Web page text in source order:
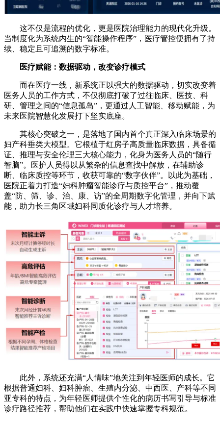
这不仅是流程的优化，更是医院治理能力的现代化升级。
当制度化为系统内生的“智能操作程序”，医疗管控便拥有了持
续、稳定且可追溯的数字标准。
医疗赋能：数据驱动，改变诊疗模式
而在医疗一线，新系统正以强大的数据驱动，切实改变着
医务人员的工作方式，不仅彻底打破了过往临床、医技、科
研、管理之间的“信息孤岛”，更通过人工智能、移动赋能，为
未来医院智慧化发展打下坚实底座。
其核心突破之一，是落地了国内首个真正深入临床场景的
妇产科垂类大模型。它根植于红房子高质量临床数据，具备循
证、推理与安全伦理三大核心能力，化身为医务人员的“随行
智脑”。医护人员得以从繁杂的信息查找中解放，在辅助诊
断、临床质控等环节，收获可靠的“数字伙伴”。以此为基础，
医院正着力打造“妇科肿瘤智能诊疗与质控平台”，推动覆
盖“防、筛、诊、治、康、访”的全周期数字化管理，并向下赋
能，助力长三角区域妇科同质化诊疗与人才培养。
此外，系统还充满“人情味”地关注到年轻医师的成长。它
根据普通妇科、妇科肿瘤、生殖内分泌、中西医、产科等不同
亚专科的特点，为年轻医师提供个性化的病历书写引导与标准
诊疗路径推荐，帮助他们在实践中快速掌握专科规范。